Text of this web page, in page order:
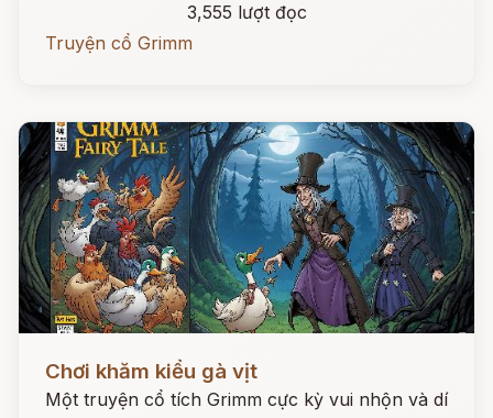
3,555 lượt đọc
Truyện cổ Grimm
Chơi khăm kiểu gà vịt
Một truyện cổ tích Grimm cực kỳ vui nhộn và dí